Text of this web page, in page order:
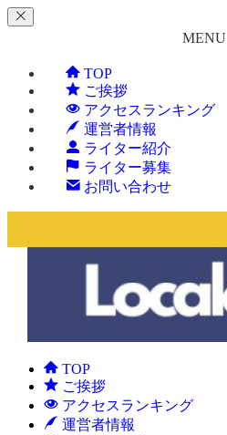
MENU
TOP
ご挨拶
アクセスランキング
運営者情報
ライター紹介
ライター募集
お問い合わせ
TOP
ご挨拶
アクセスランキング
運営者情報